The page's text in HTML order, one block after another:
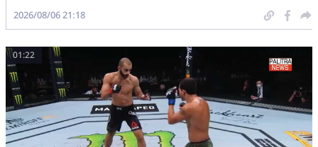
2026/08/06 21:18
01:22